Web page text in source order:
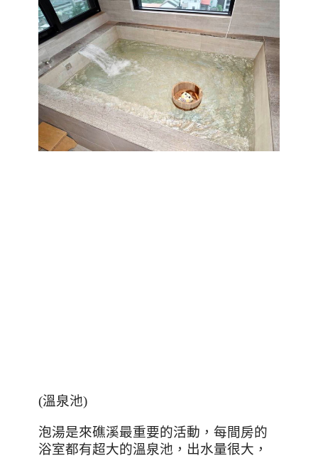
(溫泉池)
泡湯是來礁溪最重要的活動，每間房的
浴室都有超大的溫泉池，出水量很大，